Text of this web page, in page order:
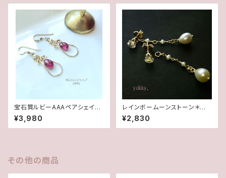
宝石質ルビーAAAペアシェイプ
✽淡水パール14kgfデザインピ
アス/イヤリング
¥3,980
レインボームーンストーン＊淡
水2wayポストピアス14kgf
¥2,830
その他の商品